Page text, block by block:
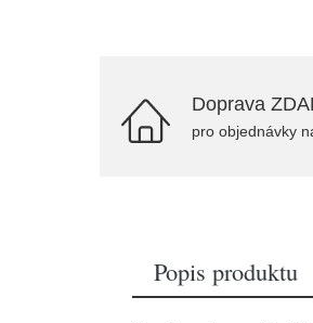
Doprava
pro objednávky
Popis produktu